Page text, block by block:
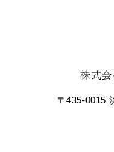
株式会
〒435-0015